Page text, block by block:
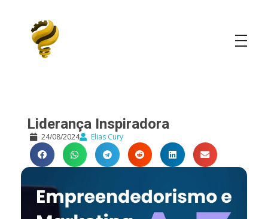
Liderança Inspiradora
24/08/2024 Elias Cury